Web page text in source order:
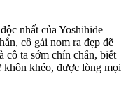
nhất của Yoshihide
cô gái nom ra đẹp đẽ
cô ta sớm chín chắn, biết
khéo, được lòng mọi